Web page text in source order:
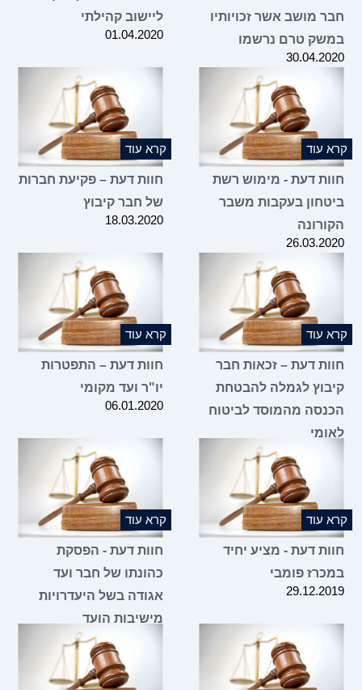
חבר מושב אשר זכויותיו
במשק טרם נרשמו
30.04.2020
ליישוב קהילתי
01.04.2020
קרא עוד
חוות דעת - מימוש רשת
ביטחון בעקבות משבר
הקורונה
26.03.2020
קרא עוד
חוות דעת – פקיעת חברות
של חבר קיבוץ
18.03.2020
קרא עוד
חוות דעת – זכאות חבר
קיבוץ לגמלה להבטחת
הכנסה מהמוסד לביטוח
לאומי
קרא עוד
חוות דעת – התפטרות
יו"ר ועד מקומי
06.01.2020
קרא עוד
חוות דעת - מציע יחיד
במכרז פומבי
29.12.2019
קרא עוד
חוות דעת - הפסקת
כהונתו של חבר ועד
אגודה בשל היעדרויות
מישיבות הועד